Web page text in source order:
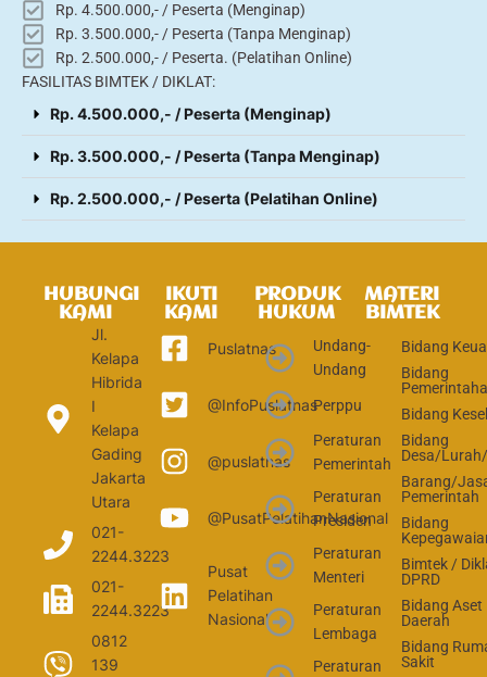
Rp. 4.500.000,- / Peserta (Menginap)
Rp. 3.500.000,- / Peserta (Tanpa Menginap)
Rp. 2.500.000,- / Peserta. (Pelatihan Online)
FASILITAS BIMTEK / DIKLAT:
Rp. 4.500.000,- / Peserta (Menginap)
Rp. 3.500.000,- / Peserta (Tanpa Menginap)
Rp. 2.500.000,- / Peserta (Pelatihan Online)
HUBUNGI
KAMI
Jl.
Kelapa
Hibrida
I
Kelapa
Gading
Jakarta
Utara
021-
2244.3223
021-
2244.3223
0812
139
IKUTI
KAMI
Puslatnas
@InfoPuslatnas
@puslatnas
@PusatPelatihanNasional
Pusat
Pelatihan
Nasional
PRODUK
HUKUM
Undang-
Undang
Perppu
Peraturan
Pemerintah
Peraturan
Presiden
Peraturan
Menteri
Peraturan
Lembaga
Peraturan
MATERI
BIMTEK
Bidang
Bidang
Bidang
Bidang
Desa/
Barang/
Pemerintah
Bidang
Bimtek /
DPRD
Bidang Aset
Daerah
Bidang
Sakit